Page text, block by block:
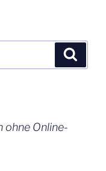
ohne Online-